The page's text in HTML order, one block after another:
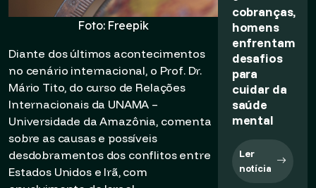
Foto: Freepik
Diante dos últimos acontecimentos
no cenário internacional, o Prof. Dr.
Mário Tito, do curso de Relações
Internacionais da UNAMA –
Universidade da Amazônia, comenta
sobre as causas e possíveis
desdobramentos dos conflitos entre
Estados Unidos e Irã, com
cobranças,
homens
enfrentam
desafios
para
cuidar da
saúde
mental
Ler
notícia